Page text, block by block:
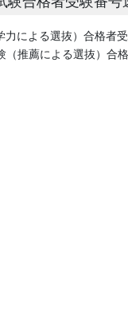
による選抜）合格者
推薦による選抜）合